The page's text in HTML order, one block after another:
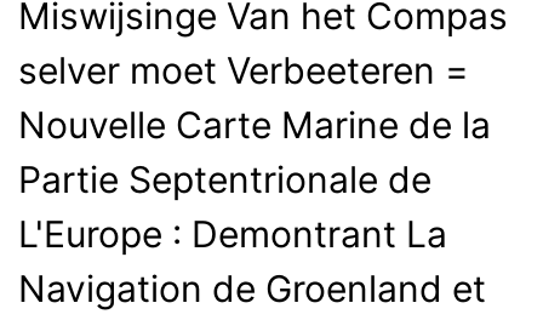
Miswijsinge Van het Compas
selver moet Verbeeteren =
Nouvelle Carte Marine de la
Partie Septentrionale de
L'Europe : Demontrant La
Navigation de Groenland et